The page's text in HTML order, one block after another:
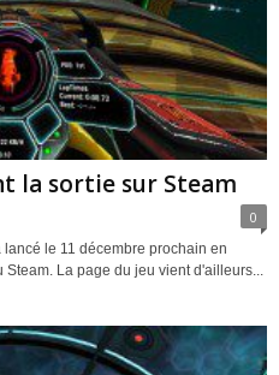
la sortie sur Steam
0
le 11 décembre prochain en
La page du jeu vient d'ailleurs...